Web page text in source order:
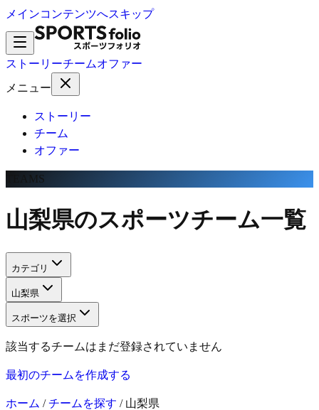
メインコンテンツへスキップ
ストーリーチームオファー
メニュー
ストーリー
チーム
オファー
TEAMS
山梨県のスポーツチーム一覧
カテゴリ
山梨県
スポーツを選択
該当するチームはまだ登録されていません
最初のチームを作成する
ホーム /チームを探す / 山梨県